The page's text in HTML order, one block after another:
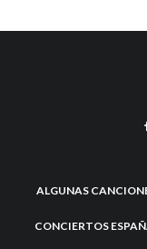
ALGUNAS
CONCIERTOS